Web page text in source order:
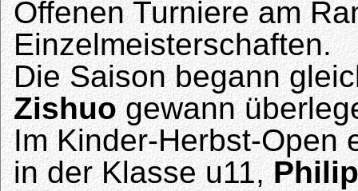
Offenen Turniere am
Einzelmeisterschaften.
Die Saison begann
Zishuogewann
Im Kinder-Herbst-Open
in der Klasse u11,